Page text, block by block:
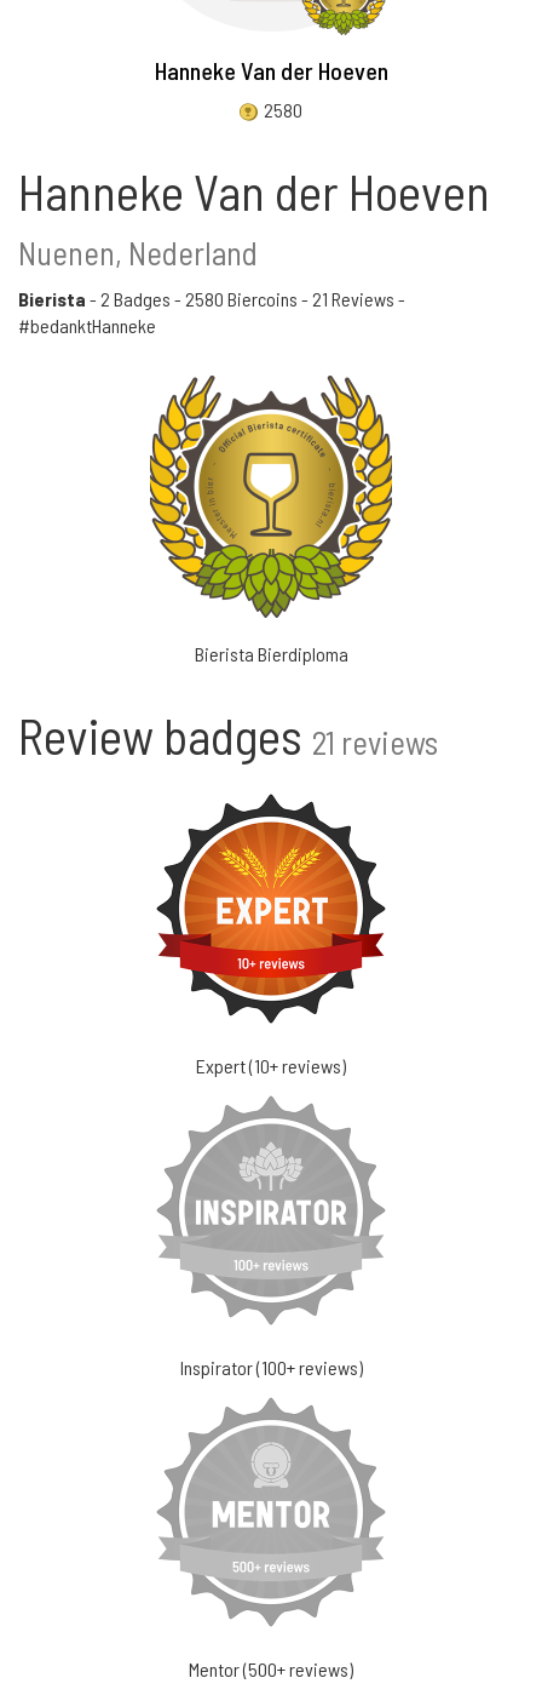
Hanneke Van der Hoeven
2580
Hanneke Van der Hoeven
Nuenen, Nederland
Bierista - 2 Badges - 2580 Biercoins - 21 Reviews -
#bedanktHanneke
Bierista Bierdiploma
Review badges 21 reviews
Expert (10+ reviews)
Inspirator (100+ reviews)
Mentor (500+ reviews)